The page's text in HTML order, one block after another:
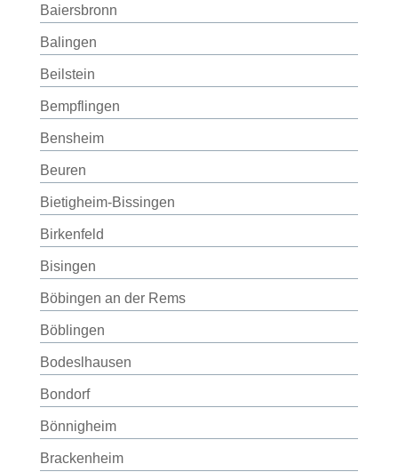
Baiersbronn
Balingen
Beilstein
Bempflingen
Bensheim
Beuren
Bietigheim-Bissingen
Birkenfeld
Bisingen
Böbingen an der Rems
Böblingen
Bodeslhausen
Bondorf
Bönnigheim
Brackenheim